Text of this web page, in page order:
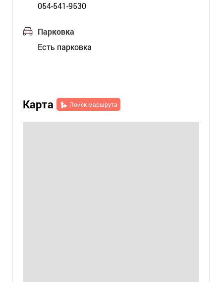
054-541-9530
Парковка
Есть парковка
Карта Поиск маршрута